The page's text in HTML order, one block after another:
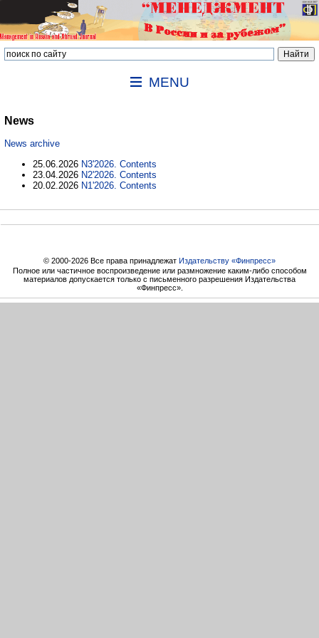
MENU
News
News archive
25.06.2026 N3'2026. Contents
23.04.2026 N2'2026. Contents
20.02.2026 N1'2026. Contents
© 2000-2026 Все права принадлежат Издательству «Финпресс»
Полное или частичное воспроизведение или размножение каким-либо способом
материалов допускается только с письменного разрешения Издательства
«Финпресс».